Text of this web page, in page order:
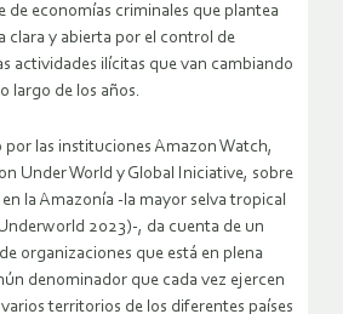
de economías criminales que plantea
clara y abierta por el control de
actividades ilícitas que van cambiando
largo de los años.
las instituciones Amazon Watch,
Under World y Global Iniciative, sobre
la Amazonía -la mayor selva tropical
2023)-, da cuenta de un
organizaciones que está en plena
denominador que cada vez ejercen
territorios de los diferentes países